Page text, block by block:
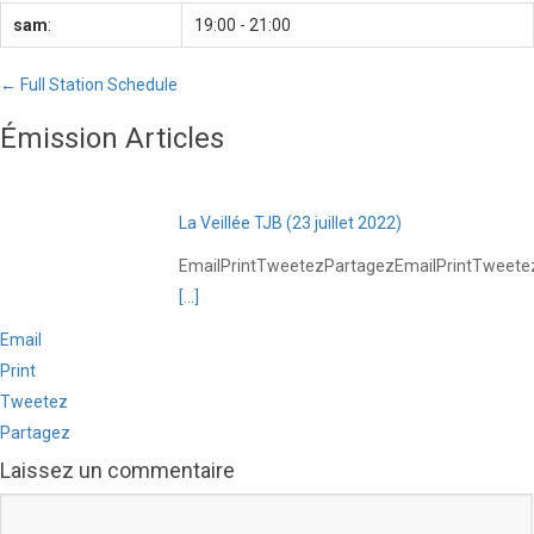
sam: 19:00 - 21:00
← Full Station Schedule
Émission Articles
La Veillée TJB (23 juillet 2022)
[…]
Email
Print
Tweetez
Partagez
Laissez un commentaire